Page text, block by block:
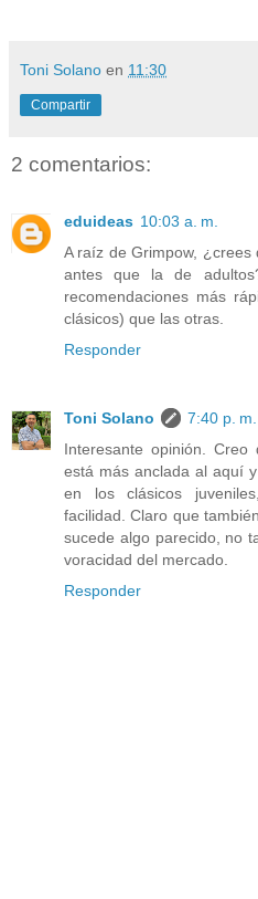
Toni Solano en 11:30
Compartir
2 comentarios:
eduideas 10:03 a. m.
A raíz de Grimpow, ¿crees
antes que la de
recomendaciones más
clásicos) que las otras.
Responder
Toni Solano
7:40 p. m.
Interesante opinión.
está más anclada al aquí
en los clásicos
facilidad. Claro que
sucede algo parecido, no
voracidad del mercado.
Responder